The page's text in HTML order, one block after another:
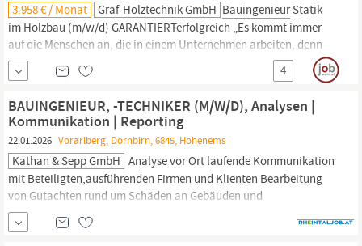
3.958 € / Monat Graf-Holztechnik GmbH BauingenieurStatik
im Holzbau (m/w/d) GARANTIERTerfolgreich „Es kommt immer
auf die Menschen an, die in einem Unternehmen arbeiten, denn
sie sind der entscheidende Qualitätsfaktor und der Schlüssel zum
Erfolg. Unsere einzigartige Unternehmenskultur ist von einem
starken Füreinander und persönlichem Entfaltungsfreiraum
4
BAUINGENIEUR, -TECHNIKER (M/W/D), Analysen |
Kommunikation | Reporting
22.01.2026 Vorarlberg, Dornbirn, 6845, Hohenems
Kathan & Sepp GmbH Analyse vor Ort laufende Kommunikation
mit Beteiligten,ausführenden Firmen und Klienten Bearbeitung
von Gutachten rund um Schäden an Gebäuden und
Gebäudeteilen Verfassen von Schriftverkehr Erstellung von
Reports zur Schadenskausalität und -zurechnung sowie